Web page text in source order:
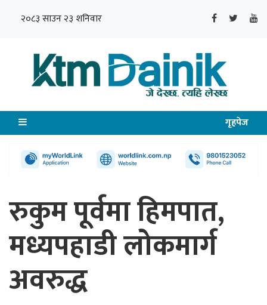
२०८३ साउन २३ शनिवार
गृहपेज
रुकुम पूर्वमा हिमपात,
मध्यपहाडी लोकमार्ग
अवरुद्ध